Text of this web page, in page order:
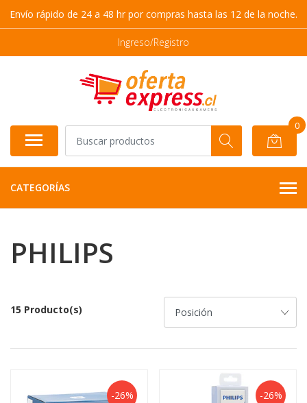
Envío rápido de 24 a 48 hr por compras hasta las 12 de la noche.
Ingreso/Registro
0
CATEGORÍAS
PHILIPS
15 Producto(s)
-26% -26%